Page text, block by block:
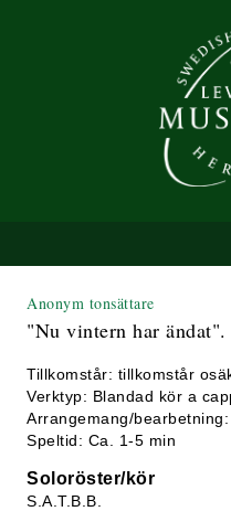
Anonym tonsättare
"Nu vintern har
Tillkomstår: tillkomstår
Verktyp: Blandad kör a
Arrangemang/
Speltid: Ca. 1-5 min
Soloröster/kör
S.A.T.B.B.